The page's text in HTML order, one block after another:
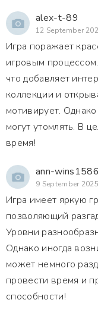
alex-t-89
12 September
Игра поражает
игровым
что добавляет
коллекции и
мотивирует.
могут утомлять. В
время!
ann-wins1586
9 September
Игра имеет яркую
позволяющий
Уровни
Однако иногда
может немного
провести время и
способности!